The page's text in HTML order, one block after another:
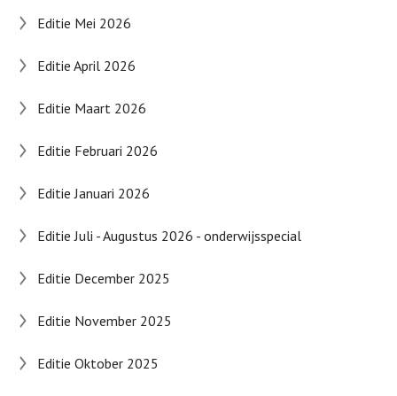
Editie Mei 2026
Editie April 2026
Editie Maart 2026
Editie Februari 2026
Editie Januari 2026
Editie Juli - Augustus 2026 - onderwijsspecial
Editie December 2025
Editie November 2025
Editie Oktober 2025